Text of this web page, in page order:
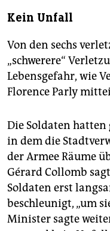
Kein Unfall
Von den sechs
„schwerere“
Lebensgefahr, wie
Florence Parly
Die Soldaten hatten
in dem die
der Armee Räume
Gérard Collomb
Soldaten erst
beschleunigt, „um
Minister sagte